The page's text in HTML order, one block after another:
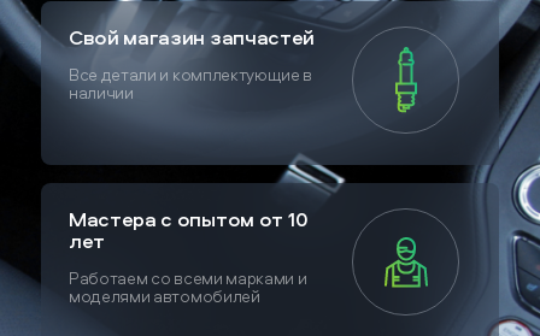
Свой магазин запчастей
Все детали и комплектующие в
наличии
Мастера с опытом от 10
лет
Работаем со всеми марками и
моделями автомобилей